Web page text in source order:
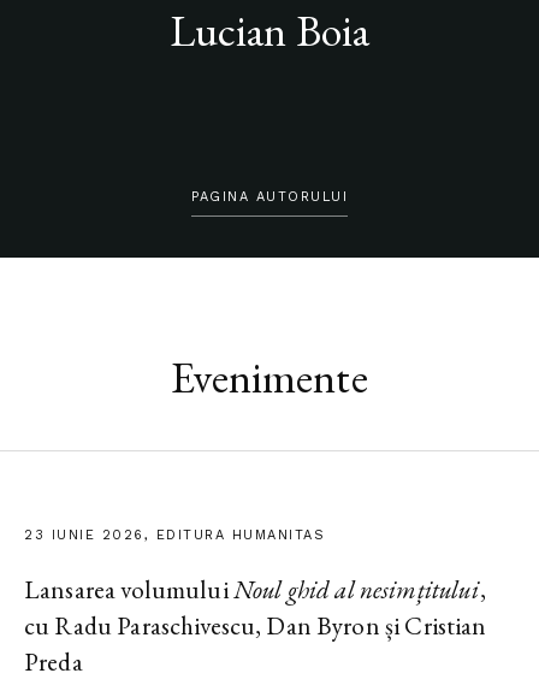
Lucian Boia
PAGINA AUTORULUI
Evenimente
23 IUNIE 2026, EDITURA HUMANITAS
Lansarea volumuluiNoul ghid al nesimțitului,
cu Radu Paraschivescu, Dan Byron și Cristian
Preda